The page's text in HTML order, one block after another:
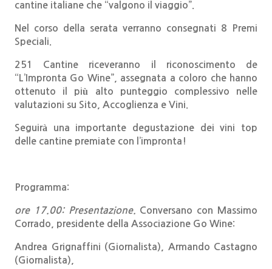
cantine italiane che “valgono il viaggio”.
Nel corso della serata verranno consegnati 8 Premi
Speciali.
251 Cantine riceveranno il riconoscimento de
“ L’Impronta Go Wine”, assegnata a coloro che hanno
ottenuto il più alto punteggio complessivo nelle
valutazioni su Sito, Accoglienza e Vini.
Seguirà una importante degustazione dei vini top
delle cantine premiate con l’impronta!
Programma:
ore 1 7.00: Presentazione. Conversano con
Massimo
Corrado , presidente della Associazione Go Wine:
Andrea Grignaffini (Giornalista), Armando Castagno
(Giornalista),